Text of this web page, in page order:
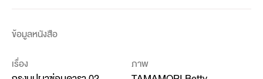
ข้อมูลหนังสือ
เรื่อง
ภาพ